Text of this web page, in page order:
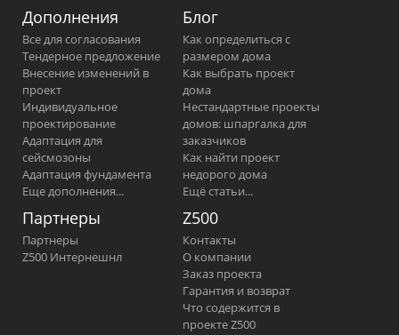
Дополнения
Все для согласования
Тендерное предложение
Внесение изменений в
проект
Индивидуальное
проектирование
Адаптация для
сейсмозоны
Адаптация фундамента
Еще дополнения...
Блог
Как определиться с
размером дома
Как выбрать проект
дома
Нестандартные проекты
домов: шпаргалка для
заказчиков
Как найти проект
недорого дома
Ещё статьи...
Партнеры
Партнеры
Z500 Интернешнл
Z500
Контакты
О компании
Заказ проекта
Гарантия и возврат
Что содержится в
проекте Z500